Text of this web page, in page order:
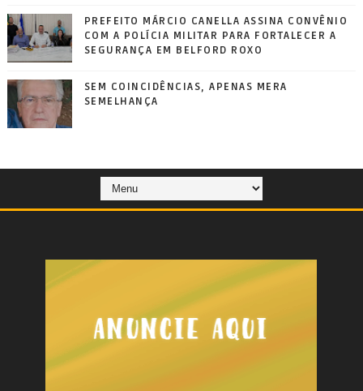
PREFEITO MÁRCIO CANELLA ASSINA CONVÊNIO
COM A POLÍCIA MILITAR PARA FORTALECER A
SEGURANÇA EM BELFORD ROXO
SEM COINCIDÊNCIAS, APENAS MERA
SEMELHANÇA